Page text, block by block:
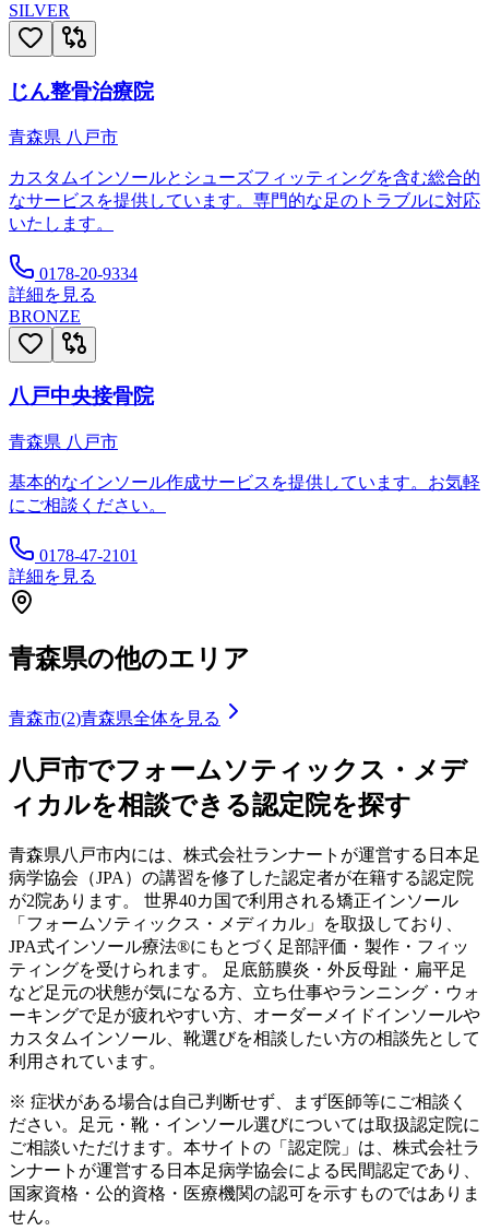
SILVER
じん整骨治療院
青森県 八戸市
カスタムインソールとシューズフィッティングを含む総合的
なサービスを提供しています。専門的な足のトラブルに対応
いたします。
0178-20-9334
詳細を見る
BRONZE
八戸中央接骨院
青森県 八戸市
基本的なインソール作成サービスを提供しています。お気軽
にご相談ください。
0178-47-2101
詳細を見る
青森県の他のエリア
青森市(2)青森県全体を見る
八戸市でフォームソティックス・メデ
ィカルを相談できる認定院を探す
青森県八戸市内には、株式会社ランナートが運営する日本足
病学協会（JPA）の講習を修了した認定者が在籍する認定院
が2院あります。 世界40カ国で利用される矯正インソール
「フォームソティックス・メディカル」を取扱しており、
JPA式インソール療法®にもとづく足部評価・製作・フィッ
ティングを受けられます。 足底筋膜炎・外反母趾・扁平足
など足元の状態が気になる方、立ち仕事やランニング・ウォ
ーキングで足が疲れやすい方、オーダーメイドインソールや
カスタムインソール、靴選びを相談したい方の相談先として
利用されています。
※ 症状がある場合は自己判断せず、まず医師等にご相談く
ださい。足元・靴・インソール選びについては取扱認定院に
ご相談いただけます。本サイトの「認定院」は、株式会社ラ
ンナートが運営する日本足病学協会による民間認定であり、
国家資格・公的資格・医療機関の認可を示すものではありま
せん。